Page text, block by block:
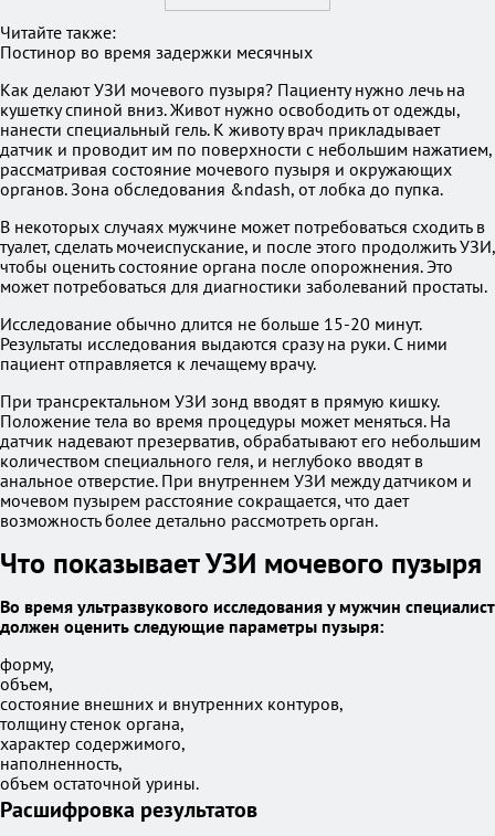
Читайте также:
Постинор во время задержки месячных
Как делают УЗИ мочевого пузыря? Пациенту нужно лечь на
кушетку спиной вниз. Живот нужно освободить от одежды,
нанести специальный гель. К животу врач прикладывает
датчик и проводит им по поверхности с небольшим нажатием,
рассматривая состояние мочевого пузыря и окружающих
органов. Зона обследования &ndash, от лобка до пупка.
В некоторых случаях мужчине может потребоваться сходить в
туалет, сделать мочеиспускание, и после этого продолжить УЗИ,
чтобы оценить состояние органа после опорожнения. Это
может потребоваться для диагностики заболеваний простаты.
Исследование обычно длится не больше 15-20 минут.
Результаты исследования выдаются сразу на руки. С ними
пациент отправляется к лечащему врачу.
При трансректальном УЗИ зонд вводят в прямую кишку.
Положение тела во время процедуры может меняться. На
датчик надевают презерватив, обрабатывают его небольшим
количеством специального геля, и неглубоко вводят в
анальное отверстие. При внутреннем УЗИ между датчиком и
мочевом пузырем расстояние сокращается, что дает
возможность более детально рассмотреть орган.
Что показывает УЗИ мочевого пузыря
Во время ультразвукового исследования у мужчин специалист
должен оценить следующие параметры пузыря:
форму,
объем,
состояние внешних и внутренних контуров,
толщину стенок органа,
характер содержимого,
наполненность,
объем остаточной урины.
Расшифровка результатов